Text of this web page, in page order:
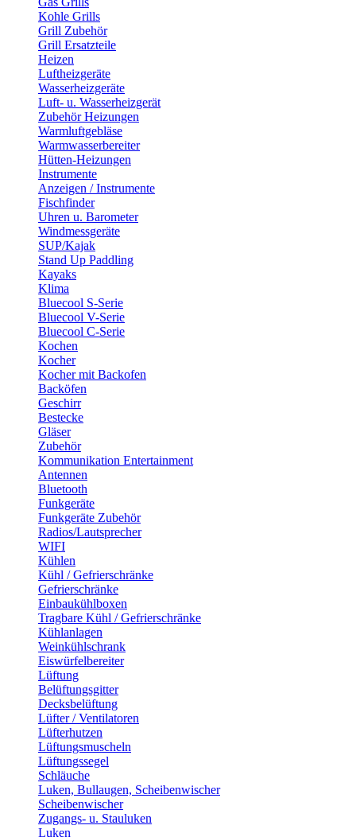
Kohle Grills
Grill Zubehör
Grill Ersatzteile
Heizen
Luftheizgeräte
Wasserheizgeräte
Luft- u. Wasserheizgerät
Zubehör Heizungen
Warmluftgebläse
Warmwasserbereiter
Hütten-Heizungen
Instrumente
Anzeigen / Instrumente
Fischfinder
Uhren u. Barometer
Windmessgeräte
SUP/Kajak
Stand Up Paddling
Kayaks
Klima
Bluecool S-Serie
Bluecool V-Serie
Bluecool C-Serie
Kochen
Kocher
Kocher mit Backofen
Backöfen
Geschirr
Bestecke
Gläser
Zubehör
Kommunikation Entertainment
Antennen
Bluetooth
Funkgeräte
Funkgeräte Zubehör
Radios/Lautsprecher
WIFI
Kühlen
Kühl / Gefrierschränke
Gefrierschränke
Einbaukühlboxen
Tragbare Kühl / Gefrierschränke
Kühlanlagen
Weinkühlschrank
Eiswürfelbereiter
Lüftung
Belüftungsgitter
Decksbelüftung
Lüfter / Ventilatoren
Lüfterhutzen
Lüftungsmuscheln
Lüftungssegel
Schläuche
Luken, Bullaugen, Scheibenwischer
Scheibenwischer
Zugangs- u. Stauluken
Luken